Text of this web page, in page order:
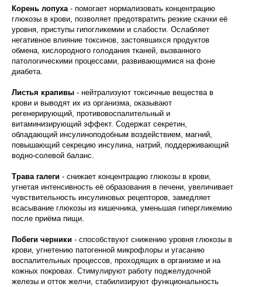
Корень лопуха- помогает нормализовать концентрацию
глюкозы в крови, позволяет предотвратить резкие скачки её
уровня, приступы гипогликемии и слабости. Ослабляет
негативное влияние токсинов, застоявшихся продуктов
обмена, кислородного голодания тканей, вызванного
патологическими процессами, развивающимися на фоне
диабета.
Листья крапивы - нейтрализуют токсичные вещества в
крови и выводят их из организма, оказывают
регенерирующий, противовоспалительный и
витаминизирующий эффект. Содержат секретин,
обладающий инсулиноподобным воздействием, магний,
повышающий секрецию инсулина, натрий, поддерживающий
водно-солевой баланс.
Трава галеги - снижает концентрацию глюкозы в крови,
угнетая интенсивность её образования в печени, увеличивает
чувствительность инсулиновых рецепторов, замедляет
всасывание глюкозы из кишечника, уменьшая гипергликемию
после приёма пищи.
Побеги черники - способствуют снижению уровня глюкозы в
крови, угнетению патогенной микрофлоры и угасанию
воспалительных процессов, проходящих в организме и на
кожных покровах. Стимулируют работу поджелудочной
железы и отток желчи, стабилизируют функциональность